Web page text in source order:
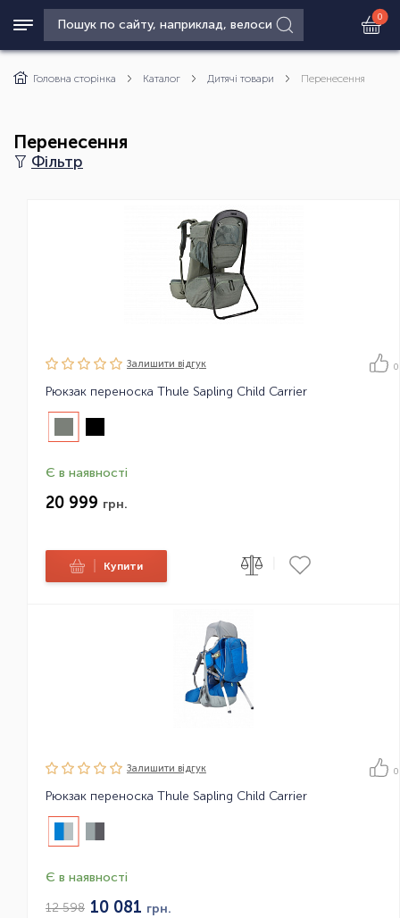
0
Головна сторінка Каталог Дитячі товари Перенесення
Перенесення
Фільтр
Залишити вiдгук 0
Рюкзак переноска Thule Sapling Child Carrier
Є в наявності
20 999 грн.
Купити
Залишити вiдгук 0
Рюкзак переноска Thule Sapling Child Carrier
Є в наявності
12 598 10 081 грн.